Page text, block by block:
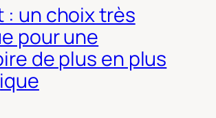
: un choix très
pour une
de plus en plus